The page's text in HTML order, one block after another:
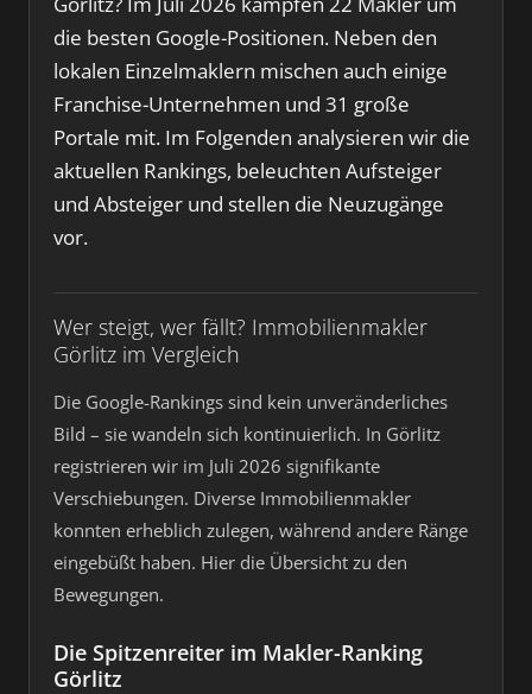
die besten Google-Positionen. Neben den
lokalen Einzelmaklern mischen auch einige
Franchise-Unternehmen und 31 große
Portale mit. Im Folgenden analysieren wir die
aktuellen Rankings, beleuchten Aufsteiger
und Absteiger und stellen die Neuzugänge
vor.
Wer steigt, wer fällt? Immobilienmakler
Görlitz im Vergleich
Die Google-Rankings sind kein unveränderliches
Bild – sie wandeln sich kontinuierlich. In Görlitz
registrieren wir im Juli 2026 signifikante
Verschiebungen. Diverse Immobilienmakler
konnten erheblich zulegen, während andere Ränge
eingebüßt haben. Hier die Übersicht zu den
Bewegungen.
Die Spitzenreiter im Makler-Ranking
Görlitz